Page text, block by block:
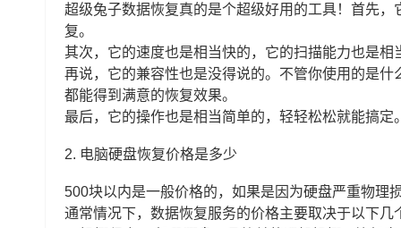
超级兔子数据恢复真的是个超级好用的工具！首先
复。
其次，它的速度也是相当快的，它的扫描能力也是
再说，它的兼容性也是没得说的。不管你使用的是
都能得到满意的恢复效果。
最后，它的操作也是相当简单的，轻轻松松就能搞
2. 电脑硬盘恢复价格是多少
500块以内是一般价格的，如果是因为硬盘严重物理
通常情况下，数据恢复服务的价格主要取决于以下几